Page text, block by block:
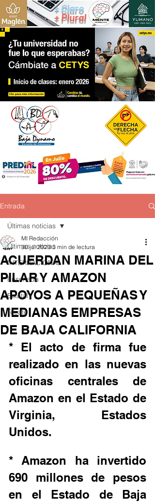
+ Claro
+ Plural
Entrada
Últimas noticias
INTERNACIONAL
Ensenada
Estatal
Tecate
Últimas noticias
ACUERDAN MARINA DEL
PILAR Y AMAZON
APOYOS A PEQUEÑAS Y
MEDIANAS EMPRESAS
DE BAJA CALIFORNIA
MI Redacción
30 jul 2023 3 min de lectura
* El acto de firma fue
realizado en las nuevas
oficinas centrales de
Amazon en el Estado de
Virginia, Estados
Unidos.
* Amazon ha invertido
690 millones de pesos
en el Estado de Baja